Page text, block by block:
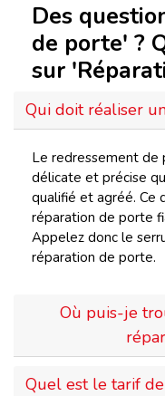
Des
de porte' ?
sur
Le redressement de
délicate et précise
qualifié et agréé. Ce
réparation de porte
Appelez donc le
réparation de porte.
Où puis-je